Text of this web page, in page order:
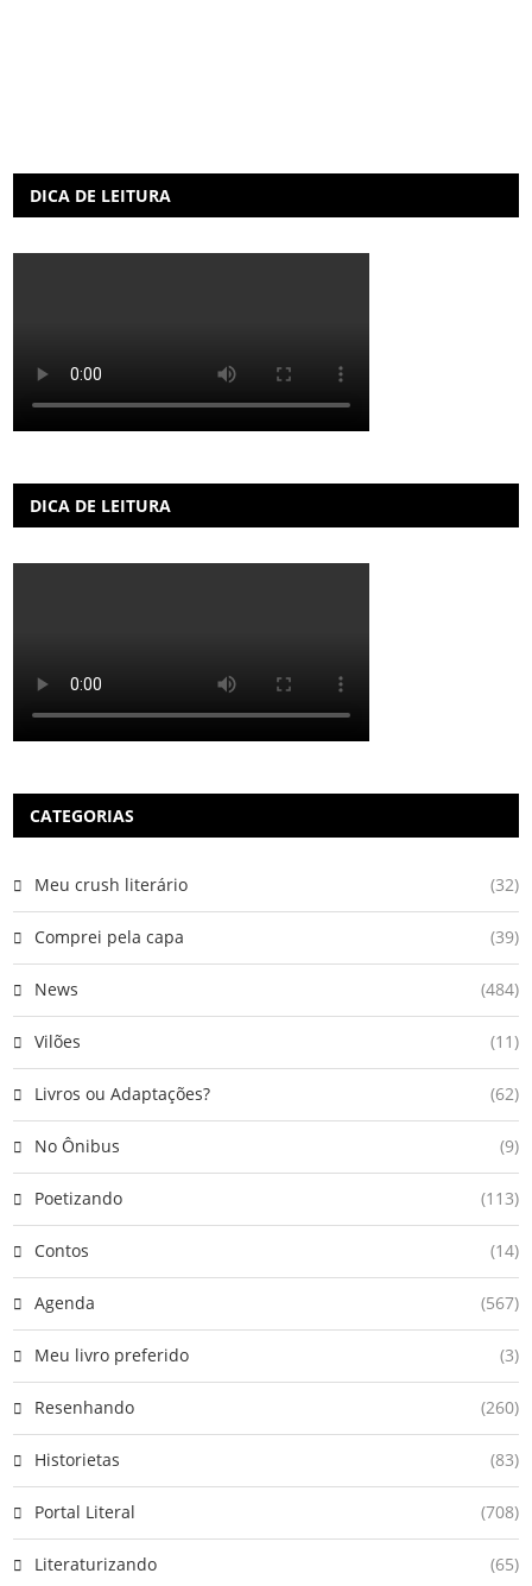
DICA DE LEITURA
DICA DE LEITURA
CATEGORIAS
Meu crush literário (32)
Comprei pela capa (39)
News (484)
Vilões (11)
Livros ou Adaptações? (62)
No Ônibus (9)
Poetizando (113)
Contos (14)
Agenda (567)
Meu livro preferido (3)
Resenhando (260)
Historietas (83)
Portal Literal (708)
Literaturizando (65)